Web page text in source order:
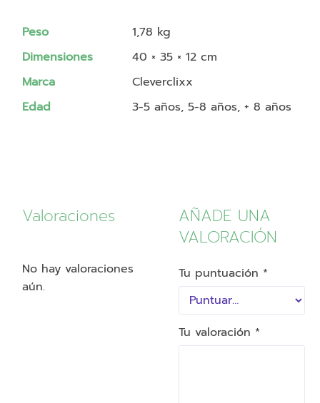
Peso
1,78 kg
Dimensiones
40 × 35 × 12 cm
Marca
Cleverclixx
Edad
3-5 años, 5-8 años, + 8 años
Valoraciones
No hay valoraciones
aún.
AÑADE UNA
VALORACIÓN
Tu puntuación *
Tu valoración *